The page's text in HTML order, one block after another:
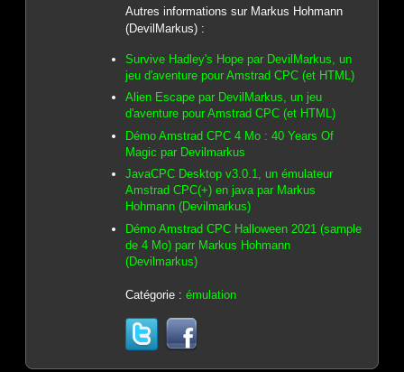
Autres informations sur Markus Hohmann
(DevilMarkus) :
Survive Hadley's Hope par DevilMarkus, un
jeu d'aventure pour Amstrad CPC (et HTML)
Alien Escape par DevilMarkus, un jeu
d'aventure pour Amstrad CPC (et HTML)
Démo Amstrad CPC 4 Mo : 40 Years Of
Magic par Devilmarkus
JavaCPC Desktop v3.0.1, un émulateur
Amstrad CPC(+) en java par Markus
Hohmann (Devilmarkus)
Démo Amstrad CPC Halloween 2021 (sample
de 4 Mo) parr Markus Hohmann
(Devilmarkus)
Catégorie : émulation